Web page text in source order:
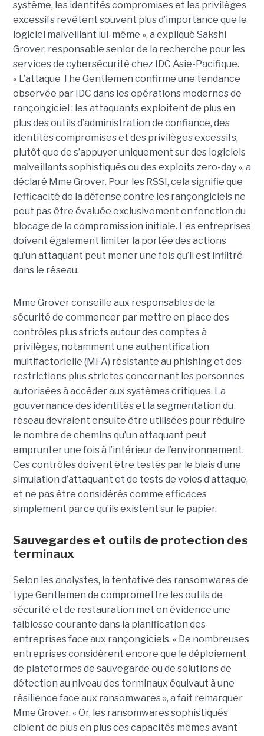
système, les identités compromises et les privilèges
excessifs revêtent souvent plus d’importance que le
logiciel malveillant lui-même », a expliqué Sakshi
Grover, responsable senior de la recherche pour les
services de cybersécurité chez IDC Asie-Pacifique.
« L’attaque The Gentlemen confirme une tendance
observée par IDC dans les opérations modernes de
rançongiciel : les attaquants exploitent de plus en
plus des outils d’administration de confiance, des
identités compromises et des privilèges excessifs,
plutôt que de s’appuyer uniquement sur des logiciels
malveillants sophistiqués ou des exploits zero-day », a
déclaré Mme Grover. Pour les RSSI, cela signifie que
l’efficacité de la défense contre les rançongiciels ne
peut pas être évaluée exclusivement en fonction du
blocage de la compromission initiale. Les entreprises
doivent également limiter la portée des actions
qu’un attaquant peut mener une fois qu’il est infiltré
dans le réseau.
Mme Grover conseille aux responsables de la
sécurité de commencer par mettre en place des
contrôles plus stricts autour des comptes à
privilèges, notamment une authentification
multifactorielle (MFA) résistante au phishing et des
restrictions plus strictes concernant les personnes
autorisées à accéder aux systèmes critiques. La
gouvernance des identités et la segmentation du
réseau devraient ensuite être utilisées pour réduire
le nombre de chemins qu’un attaquant peut
emprunter une fois à l’intérieur de l’environnement.
Ces contrôles doivent être testés par le biais d’une
simulation d’attaquant et de tests de voies d’attaque,
et ne pas être considérés comme efficaces
simplement parce qu’ils existent sur le papier.
Sauvegardes et outils de protection des
terminaux
Selon les analystes, la tentative des ransomwares de
type Gentlemen de compromettre les outils de
sécurité et de restauration met en évidence une
faiblesse courante dans la planification des
entreprises face aux rançongiciels. « De nombreuses
entreprises considèrent encore que le déploiement
de plateformes de sauvegarde ou de solutions de
détection au niveau des terminaux équivaut à une
résilience face aux ransomwares », a fait remarquer
Mme Grover. « Or, les ransomwares sophistiqués
ciblent de plus en plus ces capacités mêmes avant